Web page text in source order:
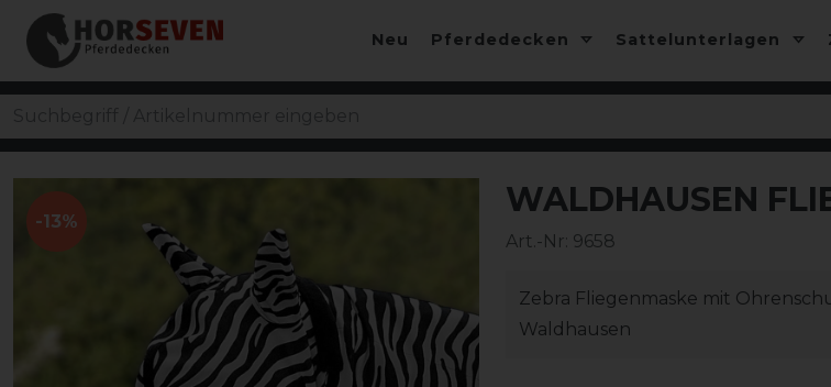
Neu Pferdedecken Sattelunterlagen
-13%
WALDHAUSEN
Art.-Nr: 9658
Zebra Fliegenmaske mit
Waldhausen